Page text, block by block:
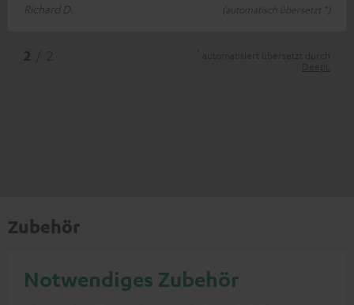
Richard D.
(automatisch übersetzt *)
Zubehör
Notwendiges Zubehör